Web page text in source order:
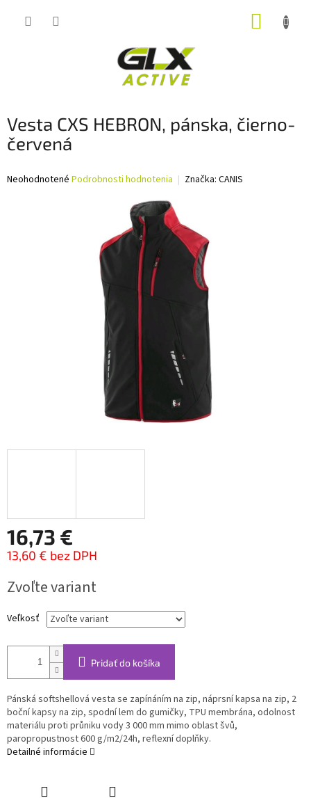
Vesta CXS HEBRON, pánska, čierno-
červená
Priemerné
Neohodnotené Podrobnosti hodnotenia Značka: CANIS
16,73 €
13,60 € bez DPH
cena:
Zvoľte variant
Veľkosť
Pridať do košíka
Pánská softshellová vesta se zapínáním na zip, náprsní kapsa na zip, 2
boční kapsy na zip, spodní lem do gumičky, TPU membrána, odolnost
materiálu proti průniku vody 3 000 mm mimo oblast švů,
paropropustnost 600 g/m2/24h, reflexní doplňky.
Detailné informácie